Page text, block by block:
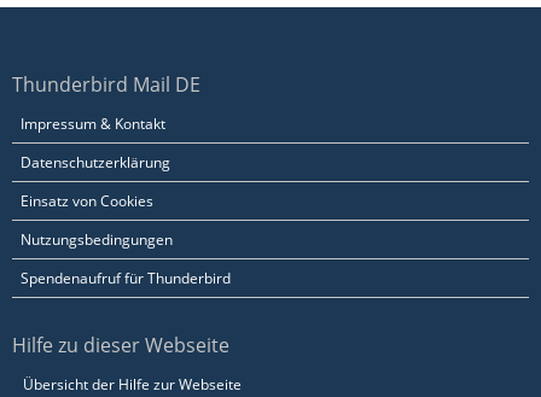
Thunderbird Mail DE
Impressum & Kontakt
Datenschutzerklärung
Einsatz von Cookies
Nutzungsbedingungen
Spendenaufruf für Thunderbird
Hilfe zu dieser Webseite
Übersicht der Hilfe zur Webseite